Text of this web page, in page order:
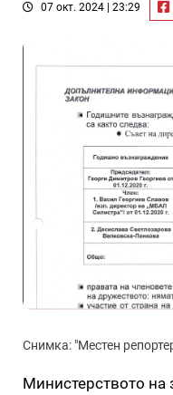
07 окт. 2024 | 23:29
Снимка: "Местен
Министерството на